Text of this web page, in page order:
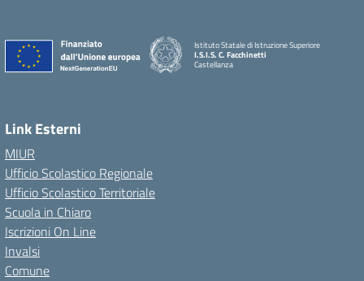
Istituto Statale di Istruzione Superiore
I.S.I.S. C. Facchinetti
Castellanza
Link Esterni
MIUR
Ufficio Scolastico Regionale
Ufficio Scolastico Territoriale
Scuola in Chiaro
Iscrizioni On Line
Invalsi
Comune